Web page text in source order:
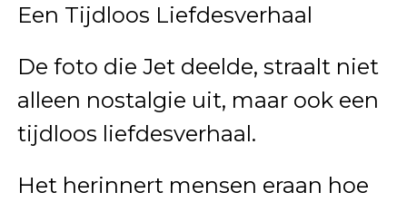
Een Tijdloos Liefdesverhaal
De foto die Jet deelde, straalt niet
alleen nostalgie uit, maar ook een
tijdloos liefdesverhaal.
Het herinnert mensen eraan hoe